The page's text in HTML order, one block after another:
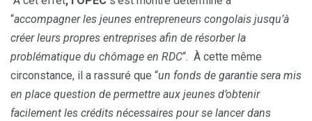
“accompagner les jeunes entrepreneurs congolais jusqu’à
créer leurs propres entreprises afin de résorber la
problématique du chômage en RDC“. À cette même
circonstance, il a rassuré que “un fonds de garantie sera mis
en place question de permettre aux jeunes d’obtenir
facilement les crédits nécessaires pour se lancer dans